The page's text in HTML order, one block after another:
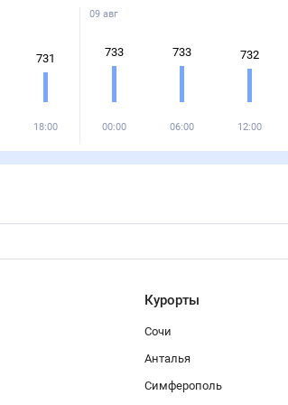
731
18:00
09 авг
733
00:00
733
06:00
732
12:00
Курорты
Сочи
Анталья
Симферополь